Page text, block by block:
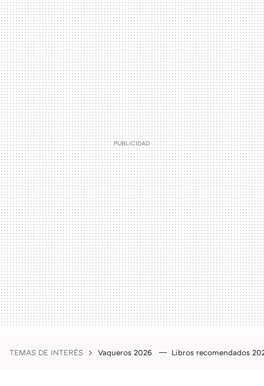
TEMAS DE INTERÉS Vaqueros 2026 Libros recomendados